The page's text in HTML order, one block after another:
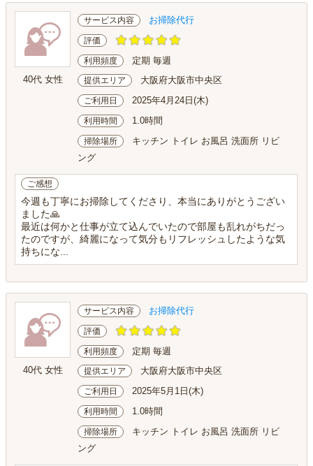
40代 女性
サービス内容 お掃除代行
評価
利用頻度 定期 毎週
提供エリア 大阪府大阪市中央区
ご利用日 2025年4月24日(木)
利用時間 1.0時間
掃除場所
キッチン トイレ お風呂 洗面所 リビ
ング
ご感想
今週も丁寧にお掃除してくださり、本当にありがとうござい
ました🙏
最近は何かと仕事が立て込んでいたので部屋も乱れがちだっ
たのですが、綺麗になって気分もリフレッシュしたような気
持ちにな...
40代 女性
サービス内容 お掃除代行
評価
利用頻度 定期 毎週
提供エリア 大阪府大阪市中央区
ご利用日 2025年5月1日(木)
利用時間 1.0時間
掃除場所
キッチン トイレ お風呂 洗面所 リビ
ング